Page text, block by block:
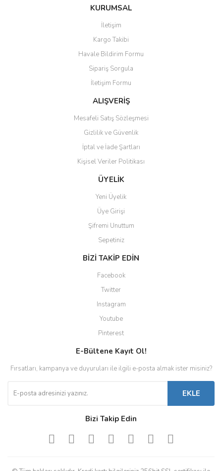
Bu ürüne ilk yorumu siz yapın!
Ürün resmi kalitesiz, bozuk veya görüntülenemiyor.
Ürün açıklamasında eksik bilgiler bulunuyor.
Ürün bilgilerinde hatalar bulunuyor.
Ürün fiyatı diğer sitelerden daha pahalı.
Bu ürüne benzer farklı alternatifler olmalı.
Gönder
KURUMSAL
İletişim
Kargo Takibi
Havale Bildirim Formu
Sipariş Sorgula
İletişim Formu
ALIŞVERİŞ
Mesafeli Satış Sözleşmesi
Gizlilik ve Güvenlik
İptal ve İade Şartları
Kişisel Veriler Politikası
ÜYELİK
Yeni Üyelik
Üye Girişi
Şifremi Unuttum
Sepetiniz
BİZİ TAKİP EDİN
Facebook
Twitter
Instagram
Youtube
Pinterest
E-Bültene Kayıt Ol!
Fırsatları, kampanya ve duyuruları ile ilgili e-posta almak ister misiniz?
EKLE
Bizi Takip Edin